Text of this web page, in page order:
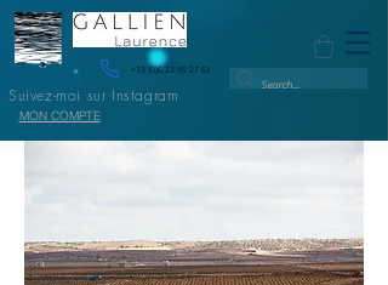
+33 (0)6 23 95 27 61
Suivez-moi sur Instagram
MON COMPTE